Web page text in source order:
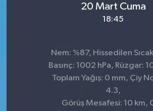
20 Mart Cuma
18:45
Nem: %87, Hissedilen
Basınç: 1002 hPa, Rüzgar:
Toplam Yağış: 0 mm, Çiy
4.3,
Görüş Mesafesi: 10 km,